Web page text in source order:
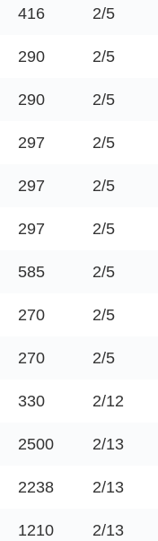
416 2/5
290 2/5
290 2/5
297 2/5
297 2/5
297 2/5
585 2/5
270 2/5
270 2/5
330 2/12
2500 2/13
2238 2/13
1210 2/13